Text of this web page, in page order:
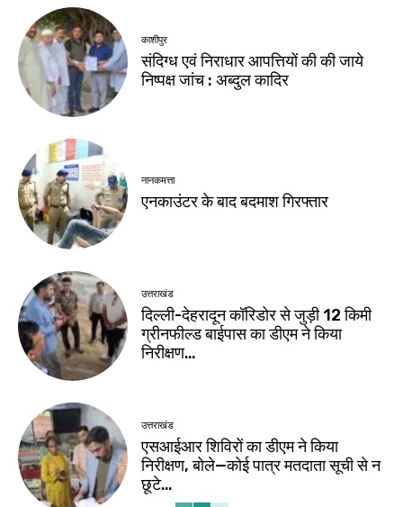
काशीपुर
संदिग्ध एवं निराधार आपत्तियों की की जाये
निष्पक्ष जांच : अब्दुल कादिर
नानकमत्ता
एनकाउंटर के बाद बदमाश गिरफ्तार
उत्तराखंड
दिल्ली-देहरादून कॉरिडोर से जुड़ी 12 किमी
ग्रीनफील्ड बाईपास का डीएम ने किया
निरीक्षण…
उत्तराखंड
एसआईआर शिविरों का डीएम ने किया
निरीक्षण, बोले—कोई पात्र मतदाता सूची से न
छूटे…